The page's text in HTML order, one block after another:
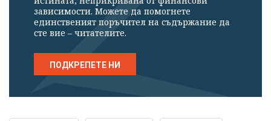
зависимости. Можете да помогнете
единственият поръчител на съдържание да
сте вие – читателите.
ПОДКРЕПЕТЕ НИ